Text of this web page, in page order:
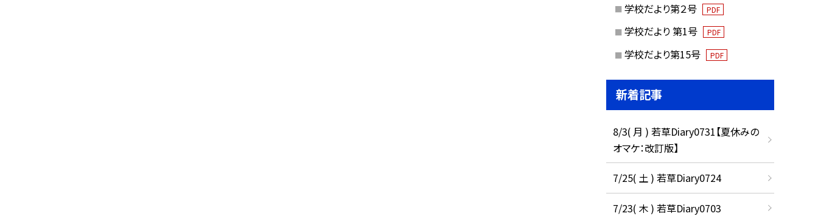
学校だより第２号 PDF
学校だより 第1号 PDF
学校だより第15号 PDF
新着記事
8/3( 月 ) 若草Diary0731【夏休みの
オマケ：改訂版】
7/25( 土 ) 若草Diary0724
7/23( 木 ) 若草Diary0703